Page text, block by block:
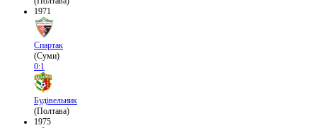
1971
Спартак
(Суми)
0:1
Будівельник
(Полтава)
1975